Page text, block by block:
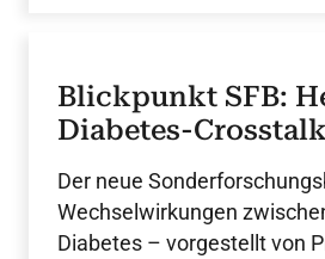
Blickpunkt SFB:
Diabetes-
Der neue
Wechselwirkungen
Diabetes – vorgestellt von